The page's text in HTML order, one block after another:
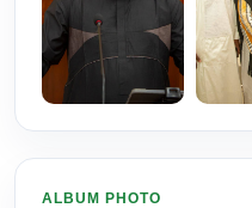
ALBUM PHOTO